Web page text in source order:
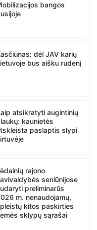
bangos
dėl JAV karių
bus aišku rudenį
atsikratyti augintinių
kaunietės
paslaptis slypi
rajono
seniūnijose
preliminarūs
m. nenaudojamų,
kitos paskirties
sklypų sąrašai